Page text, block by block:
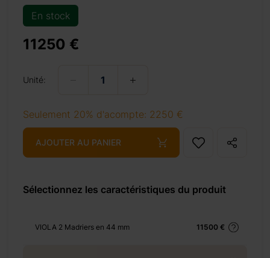
En stock
11250 €
Unité:
Seulement 20% d'acompte: 2250 €
AJOUTER AU PANIER
Sélectionnez les caractéristiques du produit
VIOLA 2 Madriers en 44 mm 11500 €
vous
en
pour